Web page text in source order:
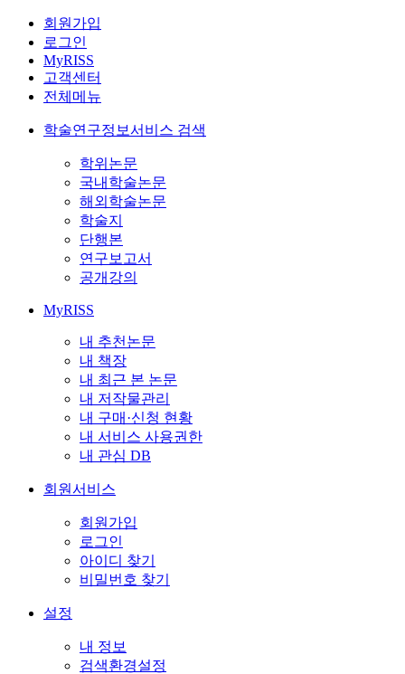
회원가입
로그인
MyRISS
고객센터
전체메뉴
학술연구정보서비스 검색
학위논문
국내학술논문
해외학술논문
학술지
단행본
연구보고서
공개강의
MyRISS
내 추천논문
내 책장
내 최근 본 논문
내 저작물관리
내 구매·신청 현황
내 서비스 사용권한
내 관심 DB
회원서비스
회원가입
로그인
아이디 찾기
비밀번호 찾기
설정
내 정보
검색환경설정